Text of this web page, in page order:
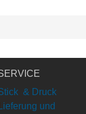
& Druck
Lieferung und